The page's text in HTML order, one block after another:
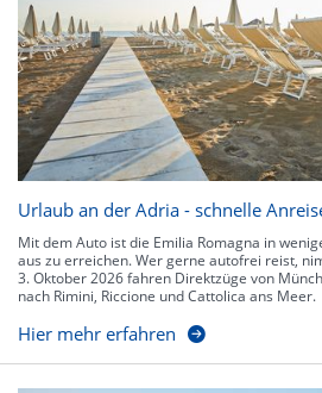
Urlaub an der Adria - schnelle
Mit dem Auto ist die Emilia Romagna in
aus zu erreichen. Wer gerne autofrei reist,
3. Oktober 2026 fahren Direktzüge von
nach Rimini, Riccione und Cattolica ans Meer.
Hier mehr erfahren